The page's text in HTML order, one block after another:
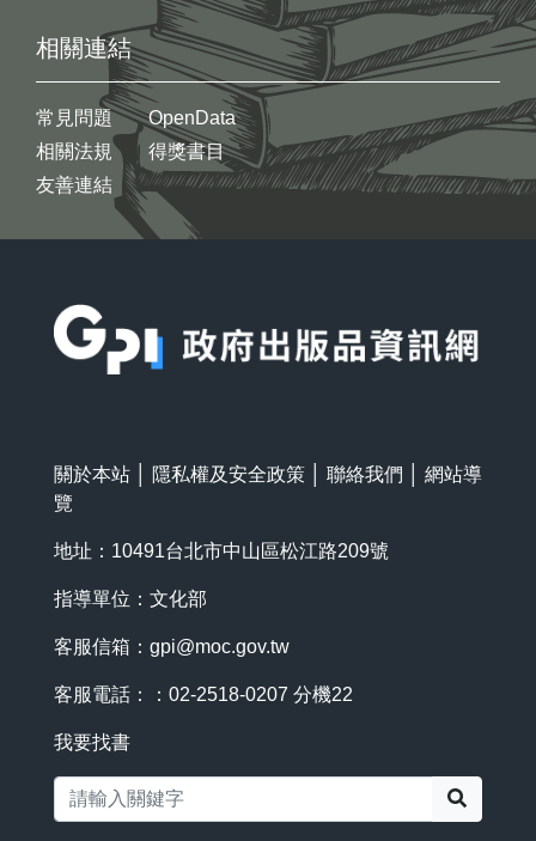
相關連結
常見問題
相關法規
友善連結
OpenData
得獎書目
關於本站 隱私權及安全政策 聯絡我們
網站導
覽
地址：10491台北市中山區松江路209號
指導單位：文化部
客服信箱： gpi@moc.gov.tw
客服電話：：02-2518-0207 分機22
我要找書